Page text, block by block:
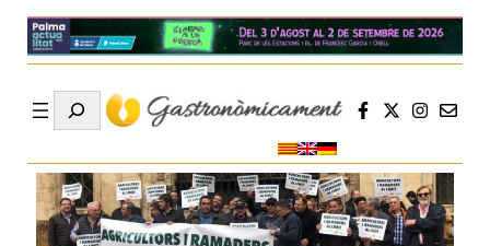
Search